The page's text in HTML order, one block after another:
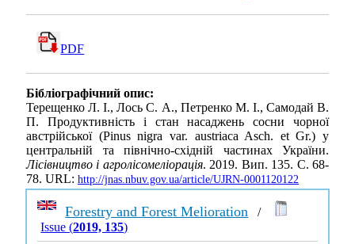
PDF
Бібліографічний опис:
Терещенко Л. І., Лось С. А., Петренко М. І., Самодай В.
П. Продуктивність і стан насаджень cосни чорної
австрійської (Pinus nigra var. austriaca Asch. et Gr.) у
центральній та північно-східній частинах України.
Лісівництво і агролісомеліорація. 2019. Вип. 135. С. 68-
78. URL: http://jnas.nbuv.gov.ua/article/UJRN-0001120122
Forestry and Forest Melioration /
Issue (2019, 135)